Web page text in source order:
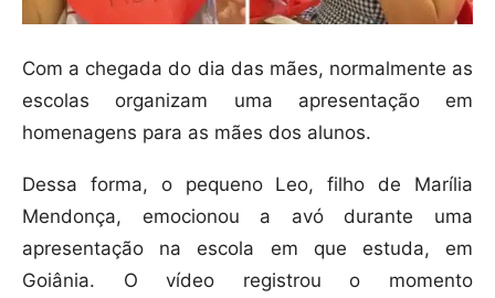
Com a chegada do dia das mães, normalmente as
escolas organizam uma apresentação em
homenagens para as mães dos alunos.
Dessa forma, o pequeno Leo, filho de Marília
Mendonça, emocionou a avó durante uma
apresentação na escola em que estuda, em
Goiânia. O vídeo registrou o momento